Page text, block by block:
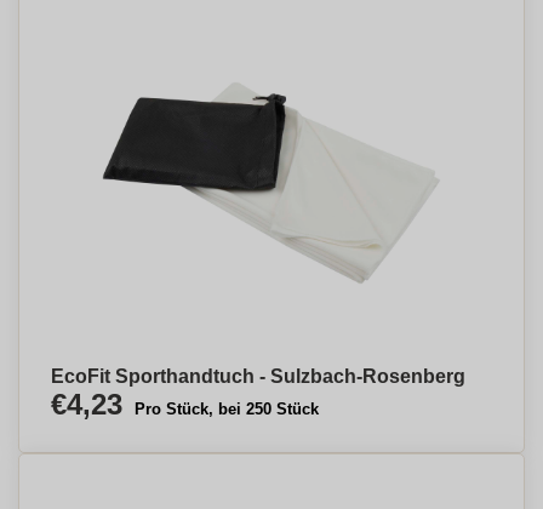
EcoFit Sporthandtuch - Sulzbach-Rosenberg
€4,23 Pro Stück, bei 250 Stück